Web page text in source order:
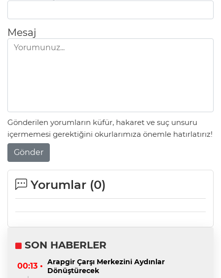
Mesaj
Gönderilen yorumların küfür, hakaret ve suç unsuru
içermemesi gerektiğini okurlarımıza önemle hatırlatırız!
Gönder
Yorumlar (0)
SON HABERLER
00:13 • Arapgir Çarşı Merkezini Aydınlar
Dönüştürecek